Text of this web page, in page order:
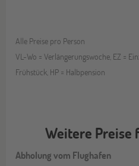
Alle Preise pro Person
VL-Wo = Verlängerungswoche, EZ =
Frühstück, HP = Halbpension
Weitere
Abholung vom Flughafen